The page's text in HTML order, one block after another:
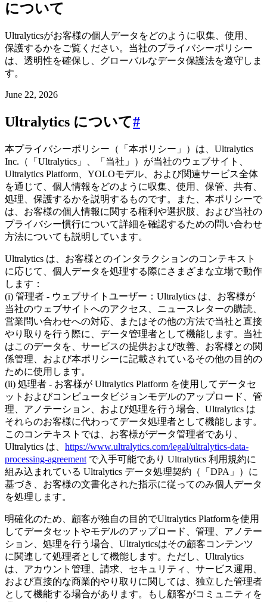
について
Ultralyticsがお客様の個人データをどのように収集、使用、
保護するかをご覧ください。当社のプライバシーポリシー
は、透明性を確保し、グローバルなデータ保護法を遵守しま
す。
June 22, 2026
Ultralytics について#
本プライバシーポリシー（「本ポリシー」）は、Ultralytics
Inc.（「Ultralytics」、「当社」）が当社のウェブサイト、
Ultralytics Platform、YOLOモデル、および関連サービス全体
を通じて、個人情報をどのように収集、使用、保管、共有、
処理、保護するかを説明するものです。また、本ポリシーで
は、お客様の個人情報に関する権利や選択肢、および当社の
プライバシー慣行について詳細を確認するための問い合わせ
方法についても説明しています。
Ultralytics は、お客様とのインタラクションのコンテキスト
に応じて、個人データを処理する際にさまざまな立場で動作
します：
(i) 管理者 - ウェブサイトユーザー：Ultralytics は、お客様が
当社のウェブサイトへのアクセス、ニュースレターの購読、
営業問い合わせへの対応、またはその他の方法で当社と直接
やり取りを行う際に、データ管理者として機能します。当社
はこのデータを、サービスの提供および改善、お客様との関
係管理、および本ポリシーに記載されているその他の目的の
ために使用します。
(ii) 処理者 - お客様が Ultralytics Platform を使用してデータセ
ットおよびコンピュータビジョンモデルのアップロード、管
理、アノテーション、および処理を行う場合、Ultralytics は
それらのお客様に代わってデータ処理者として機能します。
このコンテキストでは、お客様がデータ管理者であり、
Ultralytics は、 https://www.ultralytics.com/legal/ultralytics-data-
processing-agreement で入手可能であり Ultralytics 利用規約に
組み込まれている Ultralytics データ処理契約（「DPA」）に
基づき、お客様の文書化された指示に従ってのみ個人データ
を処理します。
明確化のため、顧客が独自の目的でUltralytics Platformを使用
してデータセットやモデルのアップロード、管理、アノテー
ション、処理を行う場合、Ultralyticsはその顧客コンテンツ
に関連して処理者として機能します。ただし、Ultralytics
は、アカウント管理、請求、セキュリティ、サービス運用、
および直接的な商業的やり取りに関しては、独立した管理者
として機能する場合があります。もし顧客がコミュニティを